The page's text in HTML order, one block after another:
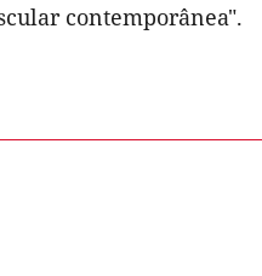
contemporânea".